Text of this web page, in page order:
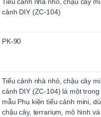
Tiểu cảnh nhà nhỏ, chậu cây
Tiểu cảnh nhà nhỏ, chậu cây
cảnh DIY (ZC-104) là một trong
mẫu Phụ kiện tiểu cảnh mini,